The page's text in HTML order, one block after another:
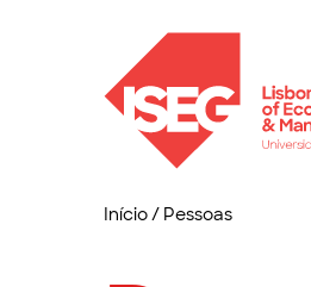
Início/ Pessoas